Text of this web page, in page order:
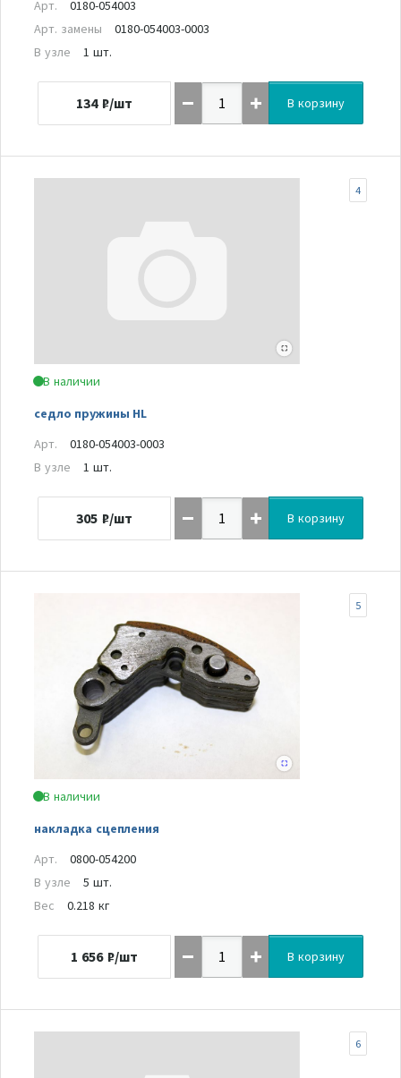
Арт.
0180-054003
Арт. замены
0180-054003-0003
В узле
1 шт.
134 ₽/шт В корзину
В наличии
седло пружины HL
4
Арт.
0180-054003-0003
В узле
1 шт.
305 ₽/шт В корзину
В наличии
накладка сцепления
5
Арт.
0800-054200
В узле
5 шт.
Вес
0.218 кг
1 656 ₽/шт В корзину
6